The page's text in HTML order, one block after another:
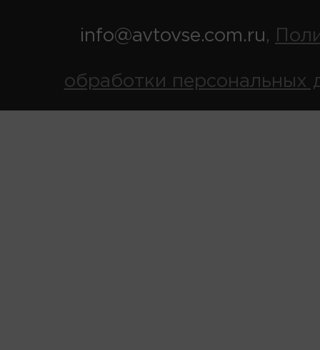
info@avtovse.com.ru,
обработки персональных